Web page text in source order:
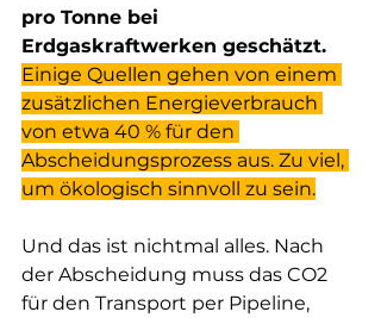
pro Tonne bei
Erdgaskraftwerken geschätzt.
Einige Quellen gehen von einem
zusätzlichen Energieverbrauch
von etwa 40 % für den
Abscheidungsprozess aus. Zu viel,
um ökologisch sinnvoll zu sein.
Und das ist nichtmal alles. Nach
der Abscheidung muss das CO2
für den Transport per Pipeline,